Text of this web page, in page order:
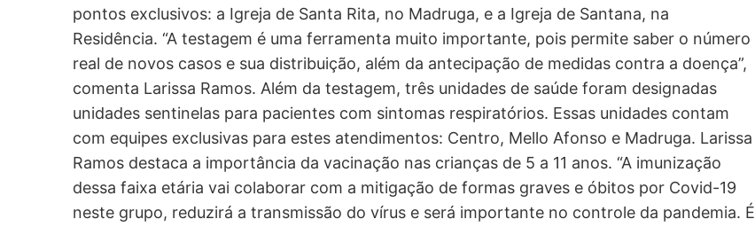
pontos exclusivos: a Igreja de Santa Rita, no Madruga, e a Igreja de Santana, na
Residência. “A testagem é uma ferramenta muito importante, pois permite saber o número
real de novos casos e sua distribuição, além da antecipação de medidas contra a doença”,
comenta Larissa Ramos. Além da testagem, três unidades de saúde foram designadas
unidades sentinelas para pacientes com sintomas respiratórios. Essas unidades contam
com equipes exclusivas para estes atendimentos: Centro, Mello Afonso e Madruga. Larissa
Ramos destaca a importância da vacinação nas crianças de 5 a 11 anos. “A imunização
dessa faixa etária vai colaborar com a mitigação de formas graves e óbitos por Covid-19
neste grupo, reduzirá a transmissão do vírus e será importante no controle da pandemia. É